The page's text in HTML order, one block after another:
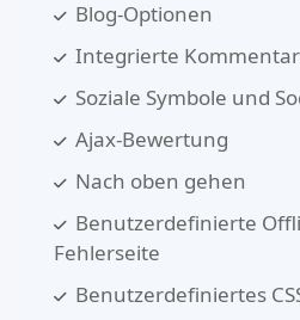
Blog-Optionen
Integrierte
Soziale Symbole und
Ajax-Bewertung
Nach oben gehen
Benutzerdefinierte
Fehlerseite
Benutzerdefiniertes